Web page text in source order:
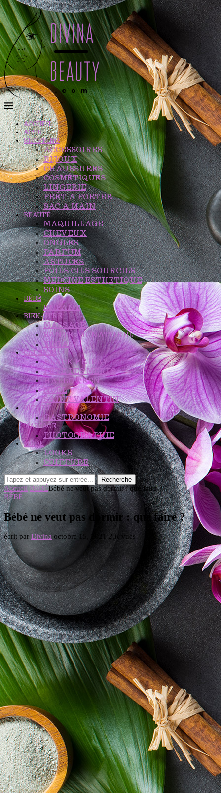
ACCUEIL
ACTU
SHOPPING
ACCESSOIRES
BIJOUX
CHAUSSURES
COSMÉTIQUES
LINGERIE
PRÊT A PORTER
SAC A MAIN
BEAUTÉ
MAQUILLAGE
CHEVEUX
ONGLES
PARFUM
ASTUCES
POILS CILS SOURCILS
MEDCINE ESTHETIQUE
SOINS
BÉBÉ
ENFANT
BIEN-ÊTRE
MASSAGE
SANTÉ AU NATUREL
YOGA
CADEAUX
BLACK FRIDAY
FÊTE DES MÈRES
HALLOWEEN
NOËL
SAINT VALENTIN
CUISINE
GASTRONOMIE
MARIAGE
PHOTOGRAPHIE
MODE
LOOKS
COIFFURE
Recherche
Accueil BÉBÉBébé ne veut pas dormir : que faire ?
BÉBÉ
Bébé ne veut pas dormir : que faire ?
écrit par Divina octobre 15, 2021 2,K vues